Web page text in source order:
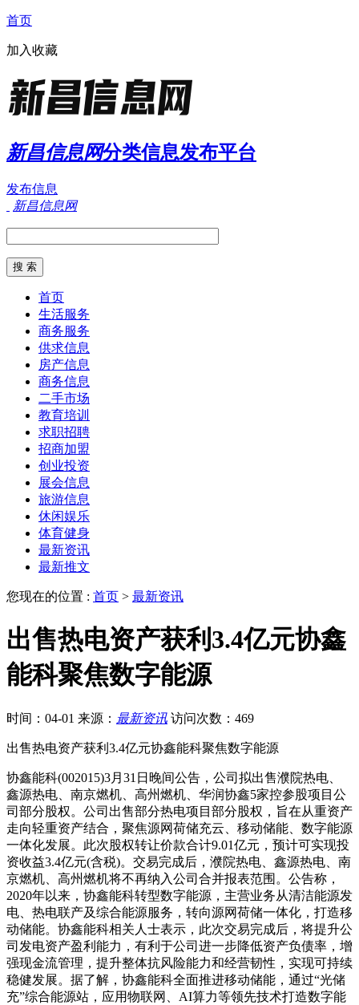
首页
加入收藏
新昌信息网分类信息发布平台
发布信息
新昌信息网
首页
生活服务
商务服务
供求信息
房产信息
商务信息
二手市场
教育培训
求职招聘
招商加盟
创业投资
展会信息
旅游信息
休闲娱乐
体育健身
最新资讯
最新推文
您现在的位置 : 首页 > 最新资讯
出售热电资产获利3.4亿元协鑫
能科聚焦数字能源
时间：04-01 来源： 最新资讯 访问次数：469
出售热电资产获利3.4亿元协鑫能科聚焦数字能源
协鑫能科(002015)3月31日晚间公告，公司拟出售濮院热电、
鑫源热电、南京燃机、高州燃机、华润协鑫5家控参股项目公
司部分股权。公司出售部分热电项目部分股权，旨在从重资产
走向轻重资产结合，聚焦源网荷储充云、移动储能、数字能源
一体化发展。此次股权转让价款合计9.01亿元，预计可实现投
资收益3.4亿元(含税)。交易完成后，濮院热电、鑫源热电、南
京燃机、高州燃机将不再纳入公司合并报表范围。公告称，
2020年以来，协鑫能科转型数字能源，主营业务从清洁能源发
电、热电联产及综合能源服务，转向源网荷储一体化，打造移
动储能。协鑫能科相关人士表示，此次交易完成后，将提升公
司发电资产盈利能力，有利于公司进一步降低资产负债率，增
强现金流管理，提升整体抗风险能力和经营韧性，实现可持续
稳健发展。据了解，协鑫能科全面推进移动储能，通过“光储
充”综合能源站，应用物联网、AI算力等领先技术打造数字能